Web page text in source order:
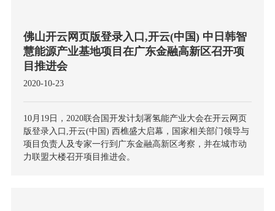
佛山开云网页版登录入口,开云(中国) 中日韩智
慧能源产业基地项目在广东金融高新区召开项
目推进会
2020-10-23
10月19日，2020联合国开发计划署氢能产业大会在开云网页
版登录入口,开云(中国) 西樵盛大启幕，国家相关部门领导与
项目负责人及专家一行到广东金融高新区考察，并在城市动
力联盟大楼召开项目推进会。